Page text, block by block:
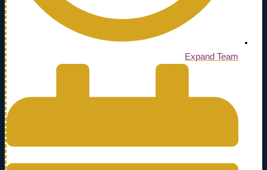
Expand Team